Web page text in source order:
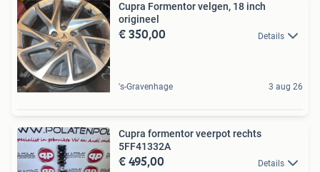
Cupra Formentor velgen, 18 inch
origineel
€ 350,00 Details
's-Gravenhage 3 aug 26
Cupra formentor veerpot rechts
5FF41332A
€ 495,00 Details